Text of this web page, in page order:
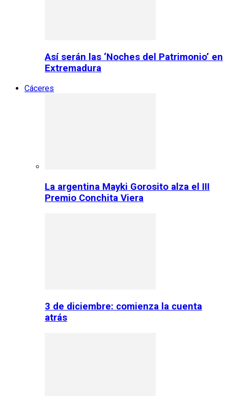
Así serán las ‘Noches del Patrimonio’ en
Extremadura
Cáceres
La argentina Mayki Gorosito alza el III
Premio Conchita Viera
3 de diciembre: comienza la cuenta
atrás